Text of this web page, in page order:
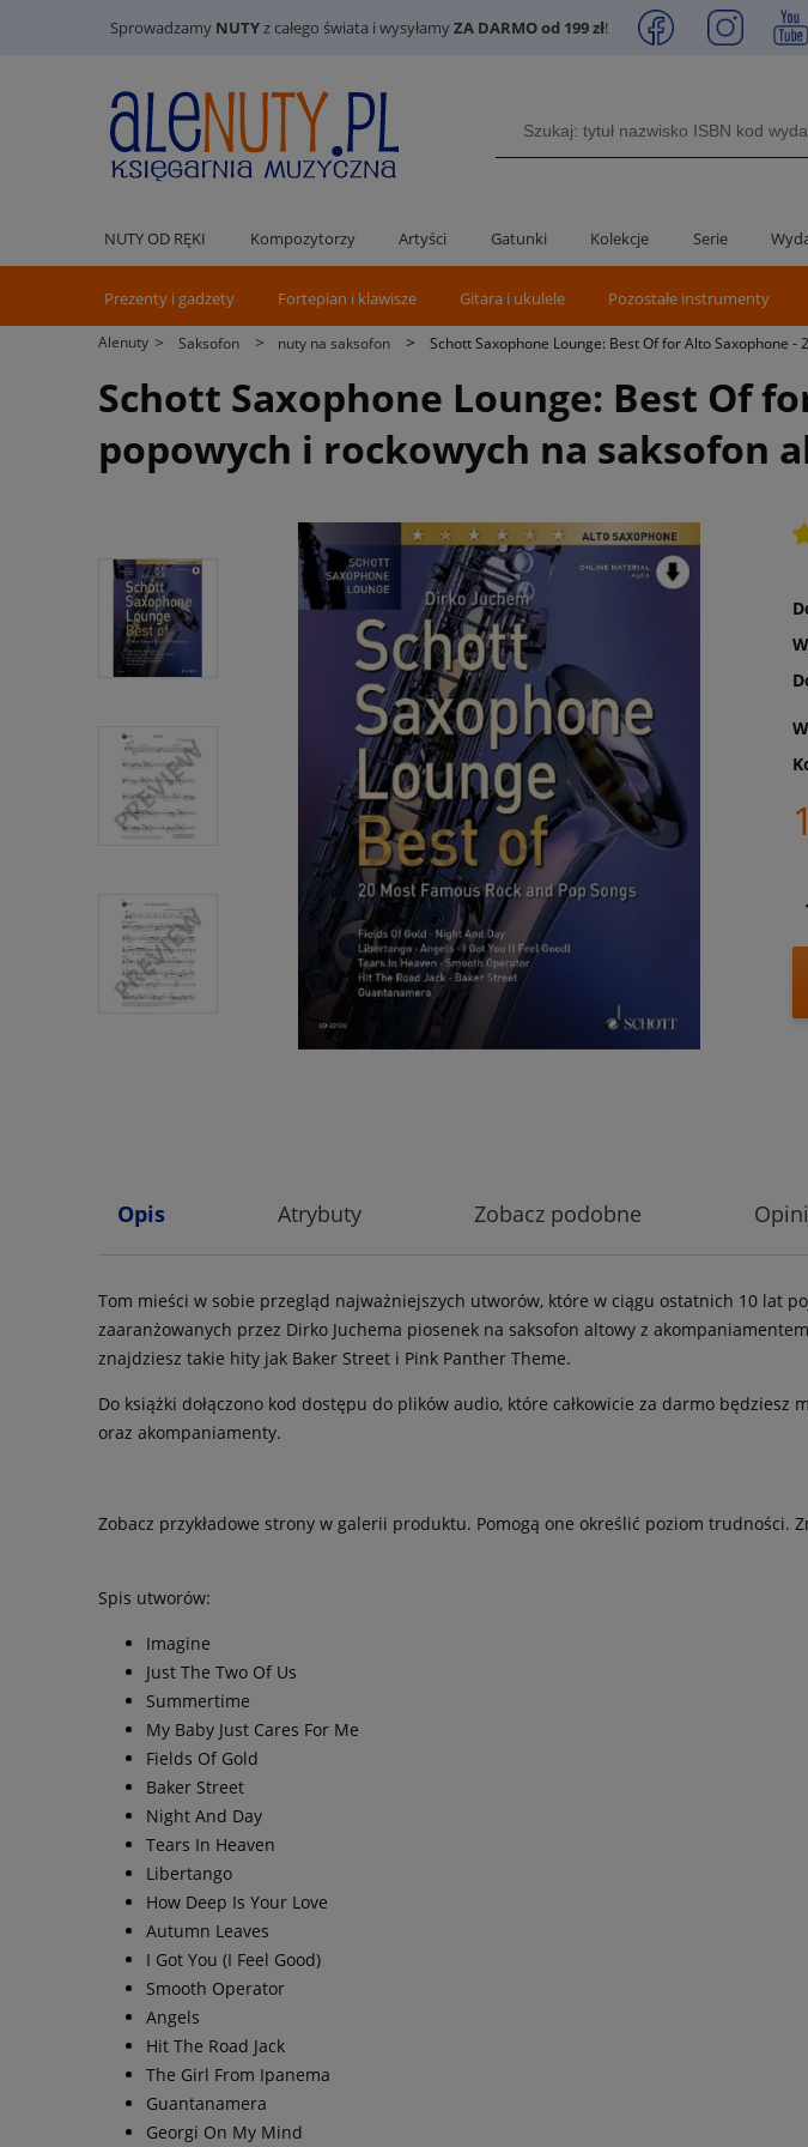
Sprowadzamy NUTYz całego świata i wysyłamyZA DARMO od 199 zł!
NUTY OD RĘKI Kompozytorzy Artyści Gatunki Kolekcje Serie
Prezenty i gadżety Fortepian i klawisze Gitara i ukulele Pozostałe instrumenty
Alenuty > Saksofon > nuty na saksofon > Schott Saxophone Lounge: Best Of for Alto Saxophone
Schott Saxophone Lounge: Best Of
popowych i rockowych na saksofon
Opis Atrybuty Zobacz podobne
Tom mieści w sobie przegląd najważniejszych utworów, które w ciągu ostatnich 10 lat
zaaranżowanych przez Dirko Juchema piosenek na saksofon altowy z
znajdziesz takie hity jak Baker Street i Pink Panther Theme.
Do książki dołączono kod dostępu do plików audio, które całkowicie za darmo
oraz akompaniamenty.
Zobacz przykładowe strony w galerii produktu. Pomogą one określić poziom trudności.
Spis utworów:
Imagine
Just The Two Of Us
Summertime
My Baby Just Cares For Me
Fields Of Gold
Baker Street
Night And Day
Tears In Heaven
Libertango
How Deep Is Your Love
Autumn Leaves
I Got You (I Feel Good)
Smooth Operator
Angels
Hit The Road Jack
The Girl From Ipanema
Guantanamera
Georgi On My Mind